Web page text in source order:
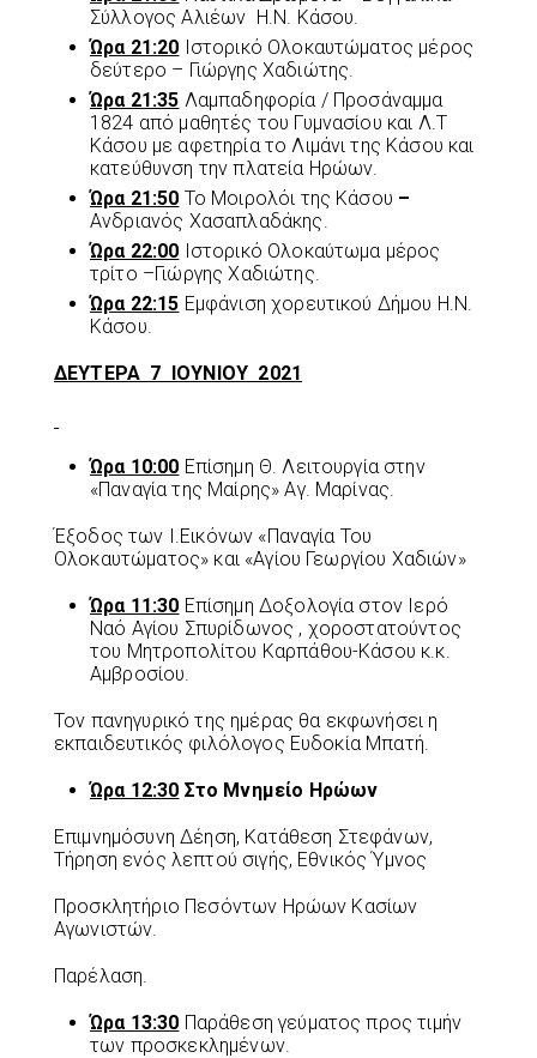
Σύλλογος Αλιέων Η.Ν. Κάσου.
Ώρα 21:20 Ιστορικό Ολοκαυτώματος μέρος
δεύτερο – Γιώργης Χαδιώτης.
Ώρα 21:35 Λαμπαδηφορία / Προσάναμμα
1824 από μαθητές του Γυμνασίου και Λ.Τ
Κάσου με αφετηρία το Λιμάνι της Κάσου και
κατεύθυνση την πλατεία Ηρώων.
Ώρα 21:50 Το Μοιρολόι της Κάσου –
Ανδριανός Χασαπλαδάκης.
Ώρα 22:00 Ιστορικό Ολοκαύτωμα μέρος
τρίτο –Γιώργης Χαδιώτης.
Ώρα 22:15 Εμφάνιση χορευτικού Δήμου Η.Ν.
Κάσου.
ΔΕΥΤΕΡΑ 7 ΙΟΥΝΙΟΥ 2021
Ώρα 10:00 Επίσημη Θ. Λειτουργία στην
«Παναγία της Μαίρης» Αγ. Μαρίνας.
Έξοδος των Ι.Εικόνων «Παναγία Του
Ολοκαυτώματος» και «Αγίου Γεωργίου Χαδιών»
Ώρα 11:30 Επίσημη Δοξολογία στον Ιερό
Ναό Αγίου Σπυρίδωνος , χοροστατούντος
του Μητροπολίτου Καρπάθου-Κάσου κ.κ.
Αμβροσίου.
Τον πανηγυρικό της ημέρας θα εκφωνήσει η
εκπαιδευτικός φιλόλογος Ευδοκία Μπατή.
Ώρα 12:30 Στο Μνημείο Ηρώων
Επιμνημόσυνη Δέηση, Κατάθεση Στεφάνων,
Τήρηση ενός λεπτού σιγής, Εθνικός Ύμνος
Προσκλητήριο Πεσόντων Ηρώων Κασίων
Αγωνιστών.
Παρέλαση.
Ώρα 13:30 Παράθεση γεύματος προς τιμήν
των προσκεκλημένων.